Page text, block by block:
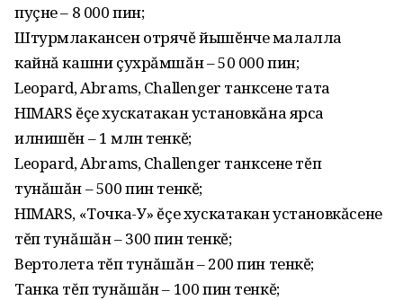
пуçне – 8 000 пин;
Штурмлакансен отрячĕ йышĕнче малалла
кайнă кашни çухрăмшăн – 50 000 пин;
Leopard, Abrams, Challenger танксене тата
HIMARS ĕçе хускатакан установкăна ярса
илнишĕн – 1 млн тенкĕ;
Leopard, Abrams, Challenger танксене тĕп
тунăшăн – 500 пин тенкĕ;
HIMARS, «Точка-У» ĕçе хускатакан установкăсене
тĕп тунăшăн – 300 пин тенкĕ;
Вертолета тĕп тунăшăн – 200 пин тенкĕ;
Танка тĕп тунăшăн – 100 пин тенкĕ;